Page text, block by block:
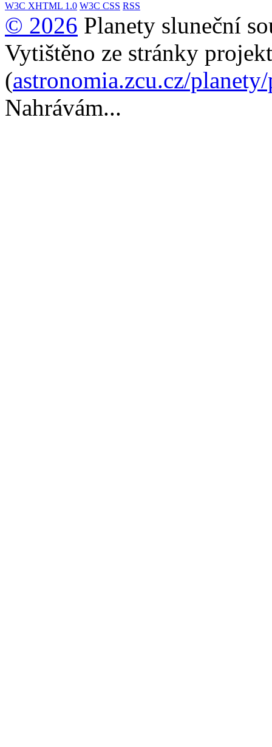
W3C XHTML 1.0 W3C CSS RSS
© 2026 Planety sluneční
Vytištěno ze stránky
(astronomia.zcu.cz/
Nahrávám...